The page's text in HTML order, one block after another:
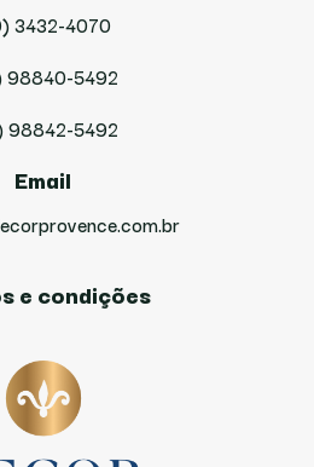
3432-4070
98840-5492
98842-5492
Email
e condições